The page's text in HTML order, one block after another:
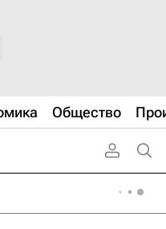
Общество